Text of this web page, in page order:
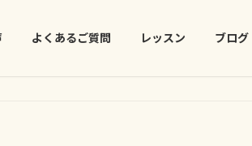
よくあるご質問 レッスン ブログ